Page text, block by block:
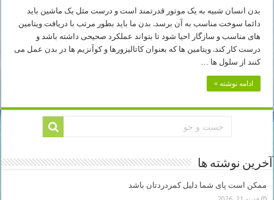
بدن انسان شبیه به یک موتور قدرتمند است و درست مثل یک ماشین باید
دائما سوخت مناسب به آن برسد. بدن ما باید بطور مرتب با دریافت ویتامین
های مناسب و سازگار احیا شود تا بتواند عملکرد صحیحی داشته باشد و
درست کار کند. ویتامین ها که بعنوان کاتالیزورها و کوآنزیم ها در بدن عمل می
کنند از سلول ها …
ادامه نوشته »
آخرین نوشته ها
ممکن است پای شما دلیل کمردردتان باشد